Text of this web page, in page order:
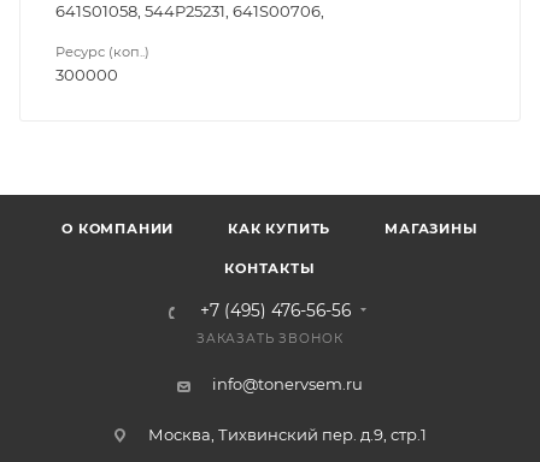
641S01058, 544P25231, 641S00706,
Ресурс (коп..)
300000
О КОМПАНИИ КАК КУПИТЬ МАГАЗИНЫ
КОНТАКТЫ
+7 (495) 476-56-56
ЗАКАЗАТЬ ЗВОНОК
info@tonervsem.ru
Москва, Тихвинский пер. д.9, стр.1